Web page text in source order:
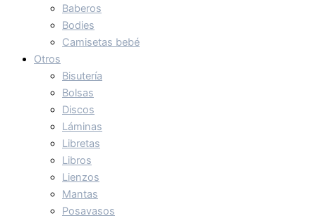
Baberos
Bodies
Camisetas bebé
Otros
Bisutería
Bolsas
Discos
Láminas
Libretas
Libros
Lienzos
Mantas
Posavasos